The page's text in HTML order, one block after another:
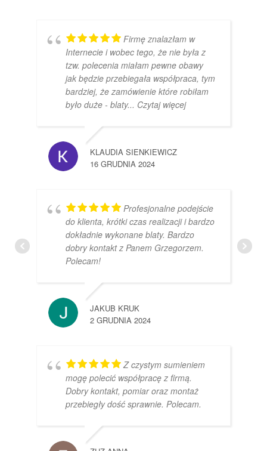
Firmę znalazłam w
Internecie i wobec tego, że nie była z
tzw. polecenia miałam pewne obawy
jak będzie przebiegała współpraca, tym
bardziej, że zamówienie które robiłam
było duże - blaty... Czytaj więcej
KLAUDIA SIENKIEWICZ
16 GRUDNIA 2024
Profesjonalne podejście
do klienta, krótki czas realizacji i bardzo
dokładnie wykonane blaty. Bardzo
dobry kontakt z Panem Grzegorzem.
Polecam!
JAKUB KRUK
2 GRUDNIA 2024
Z czystym sumieniem
mogę polecić współpracę z firmą.
Dobry kontakt, pomiar oraz montaż
przebiegły dość sprawnie. Polecam.